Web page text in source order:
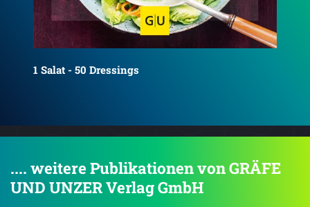
Aufläufe
.... weitere Publikationen von GRÄFE
UND UNZER Verlag GmbH